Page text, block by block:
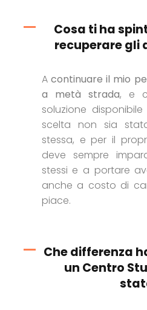
Cosa ti ha
recuperare gli
A continuare il mio
a metà strada, e
soluzione
scelta non sia
stessa, e per il
deve sempre
stessi e a portare
anche a costo di
piace.
Che differenza
un Centro